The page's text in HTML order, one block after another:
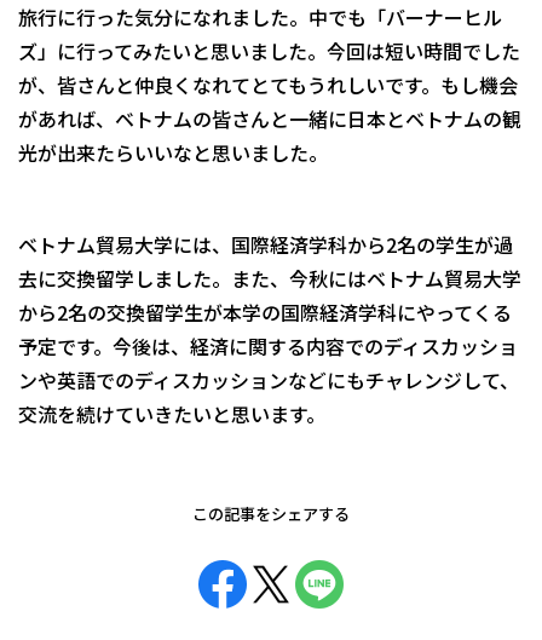
旅行に行った気分になれました。中でも「バーナーヒル
ズ」に行ってみたいと思いました。今回は短い時間でした
が、皆さんと仲良くなれてとてもうれしいです。もし機会
があれば、ベトナムの皆さんと一緒に日本とベトナムの観
光が出来たらいいなと思いました。
ベトナム貿易大学には、国際経済学科から2名の学生が過
去に交換留学しました。また、今秋にはベトナム貿易大学
から2名の交換留学生が本学の国際経済学科にやってくる
予定です。今後は、経済に関する内容でのディスカッショ
ンや英語でのディスカッションなどにもチャレンジして、
交流を続けていきたいと思います。
この記事をシェアする